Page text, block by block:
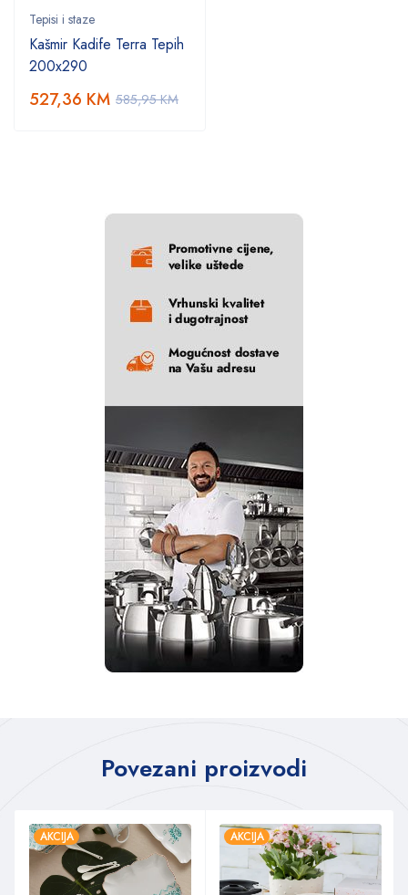
Tepisi i staze
Kašmir Kadife Terra Tepih
200x290
585,95KM
527,36 KM
Povezani proizvodi
AKCIJA AKCIJA